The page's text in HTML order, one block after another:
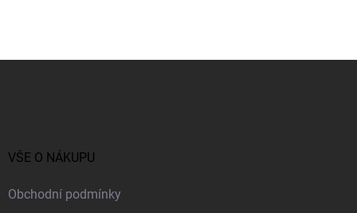
VŠE O NÁKUPU
Obchodní podmínky